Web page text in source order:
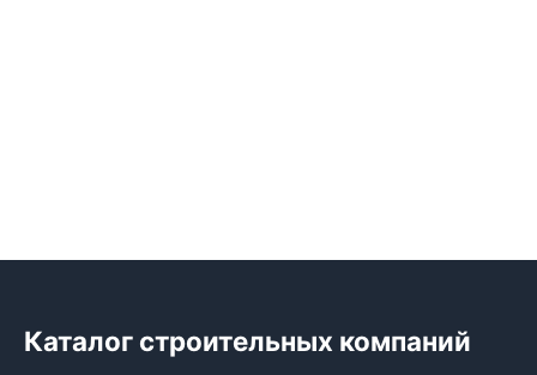
Каталог строительных компаний